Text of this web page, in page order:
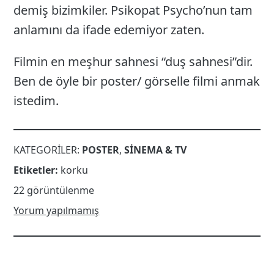
demiş bizimkiler. Psikopat Psycho’nun tam
anlamını da ifade edemiyor zaten.
Filmin en meşhur sahnesi “duş sahnesi”dir.
Ben de öyle bir poster/ görselle filmi anmak
istedim.
KATEGORILER: POSTER,SINEMA & TV
Etiketler: korku
22 görüntülenme
Yorum yapılmamış